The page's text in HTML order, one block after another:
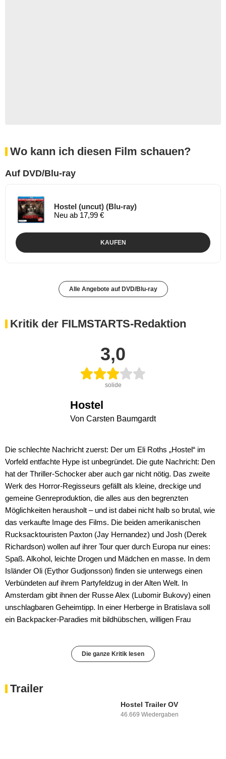
Wo kann ich diesen Film schauen?
Auf DVD/Blu-ray
Hostel (uncut) (Blu-ray)
Neu ab 17,99 €
KAUFEN
Alle Angebote auf DVD/Blu-ray
Kritik der FILMSTARTS-Redaktion
3,0
solide
Hostel
Von Carsten Baumgardt
Die schlechte Nachricht zuerst: Der um Eli Roths „Hostel“ im
Vorfeld entfachte Hype ist unbegründet. Die gute Nachricht: Den
hat der Thriller-Schocker aber auch gar nicht nötig. Das zweite
Werk des Horror-Regisseurs gefällt als kleine, dreckige und
gemeine Genreproduktion, die alles aus den begrenzten
Möglichkeiten herausholt – und ist dabei nicht halb so brutal, wie
das verkaufte Image des Films. Die beiden amerikanischen
Rucksacktouristen Paxton (Jay Hernandez) und Josh (Derek
Richardson) wollen auf ihrer Tour quer durch Europa nur eines:
Spaß. Alkohol, leichte Drogen und Mädchen en masse. In dem
Isländer Oli (Eythor Gudjonsson) finden sie unterwegs einen
Verbündeten auf ihrem Partyfeldzug in der Alten Welt. In
Amsterdam gibt ihnen der Russe Alex (Lubomir Bukovy) einen
unschlagbaren Geheimtipp. In einer Herberge in Bratislava soll
ein Backpacker-Paradies mit bildhübschen, willigen Frau
Die ganze Kritik lesen
Trailer
Hostel Trailer OV
46.669 Wiedergaben